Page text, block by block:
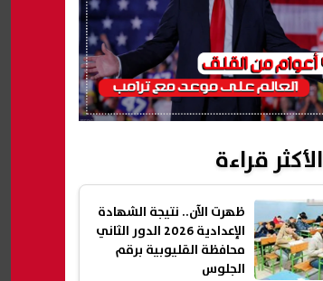
الأكثر قراءة
ظهرت الآن.. نتيجة الشهادة
الإعدادية 2026 الدور الثاني
محافظة القليوبية برقم
الجلوس